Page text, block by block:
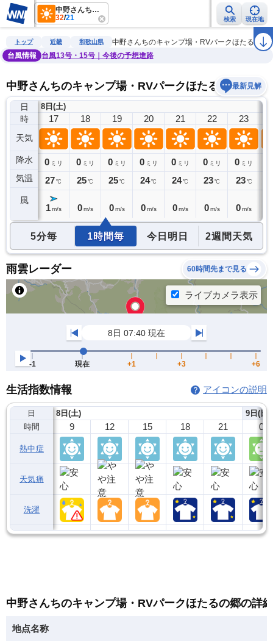
中野さんちのキャンプ場・RVパークほたるの郷
32/21 検索 現在地
雨雲レーダー 台風情報 地震情報 警報・注意報 2週間天気 ラ
トップ 近畿 和歌山県
中野さんちのキャンプ場・RVパークほたるの郷
台風情報
台風13号・15号｜今後の予想進路
中野さんちのキャンプ場・RVパークほたるの郷の天
最新見解
日
時
天気
降水
気温
風
8日(土)
16
0ミリ
29℃
17
0 ミリ
27℃
1 m/s
18
0 ミリ
25℃
0 m/s
19
0 ミリ
25℃
0 m/s
20
0 ミリ
24℃
0 m/s
21
0 ミリ
24℃
0 m/s
22
0 ミリ
23℃
0 m/s
23
0 ミリ
23 ℃
0m/s
5分毎 1時間毎 今日明日 2週間天気
雨雲レーダー 60時間先まで見る
生活指数情報 アイコンの説明
日
時間
熱中症
天気痛
洗濯
8日(土)
9 12 15 18 21
9日(日)
0
中野さんちのキャンプ場・RVパークほたるの郷の詳
地点名称